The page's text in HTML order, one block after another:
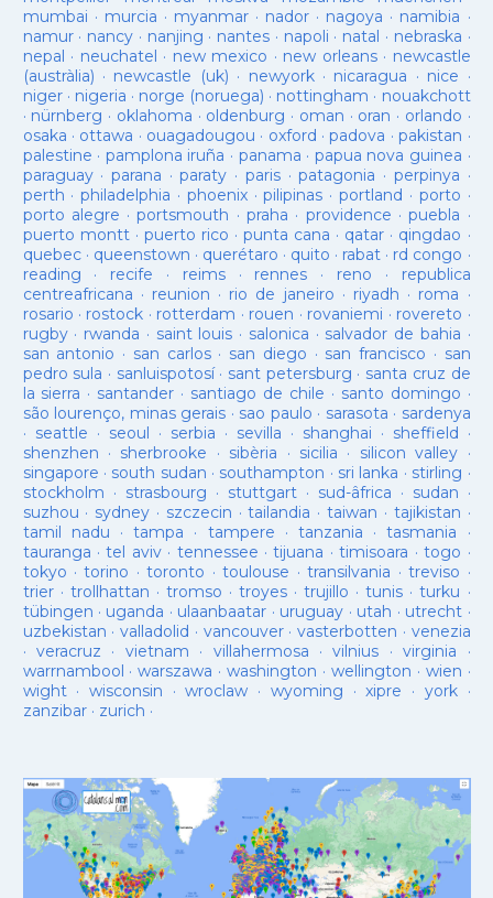
mumbai · murcia · myanmar· nador · nagoya · namibia ·
namur· nancy · nanjing · nantes · napoli · natal · nebraska ·
nepal · neuchatel · new mexico · new orleans· newcastle
(austràlia) · newcastle (uk) · newyork· nicaragua · nice ·
niger· nigeria · norge (noruega) · nottingham · nouakchott
· nürnberg · oklahoma · oldenburg · oman · oran · orlando ·
osaka · ottawa · ouagadougou · oxford ·padova ·pakistan ·
palestine · pamplona iruña · panama · papua nova guinea ·
paraguay· parana ·paraty · paris·patagonia · perpinya ·
perth ·philadelphia · phoenix·pilipinas ·portland · porto ·
porto alegre ·portsmouth ·praha · providence ·puebla ·
puerto montt· puerto rico ·punta cana · qatar · qingdao ·
quebec· queenstown · querétaro · quito · rabat · rd congo ·
reading · recife · reims· rennes · reno · republica
centreafricana · reunion · rio de janeiro · riyadh · roma ·
rosario · rostock · rotterdam · rouen · rovaniemi · rovereto ·
rugby· rwanda · saint louis · salonica · salvador de bahia ·
san antonio · san carlos· san diego · san francisco · san
pedro sula · sanluispotosí· sant petersburg · santa cruz de
la sierra · santander · santiago de chile · santo domingo ·
são lourenço, minas gerais · sao paulo · sarasota · sardenya
· seattle · seoul · serbia · sevilla · shanghai · sheffield ·
shenzhen · sherbrooke · sibèria · sicilia · silicon valley ·
singapore · south sudan · southampton · sri lanka · stirling ·
stockholm · strasbourg · stuttgart· sud-âfrica · sudan ·
suzhou · sydney · szczecin ·tailandia ·taiwan · tajikistan ·
tamil nadu ·tampa · tampere · tanzania ·tasmania ·
tauranga ·tel aviv· tennessee ·tijuana ·timisoara ·togo ·
tokyo ·torino ·toronto ·toulouse ·transilvania ·treviso ·
trier· trollhattan · tromso · troyes·trujillo ·tunis ·turku ·
tübingen · uganda · ulaanbaatar · uruguay · utah · utrecht ·
uzbekistan · valladolid · vancouver· vasterbotten · venezia
· veracruz · vietnam · villahermosa ·vilnius ·virginia ·
warrnambool ·warszawa ·washington · wellington · wien ·
wight· wisconsin ·wroclaw · wyoming ·xipre · york·
zanzibar· zurich ·